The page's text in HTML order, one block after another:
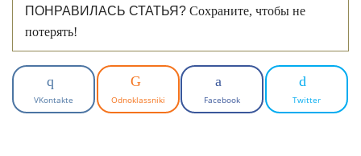
ПОНРАВИЛАСЬ СТАТЬЯ? Сохраните, чтобы не
потерять!
VKontakte Odnoklassniki Facebook Twitter